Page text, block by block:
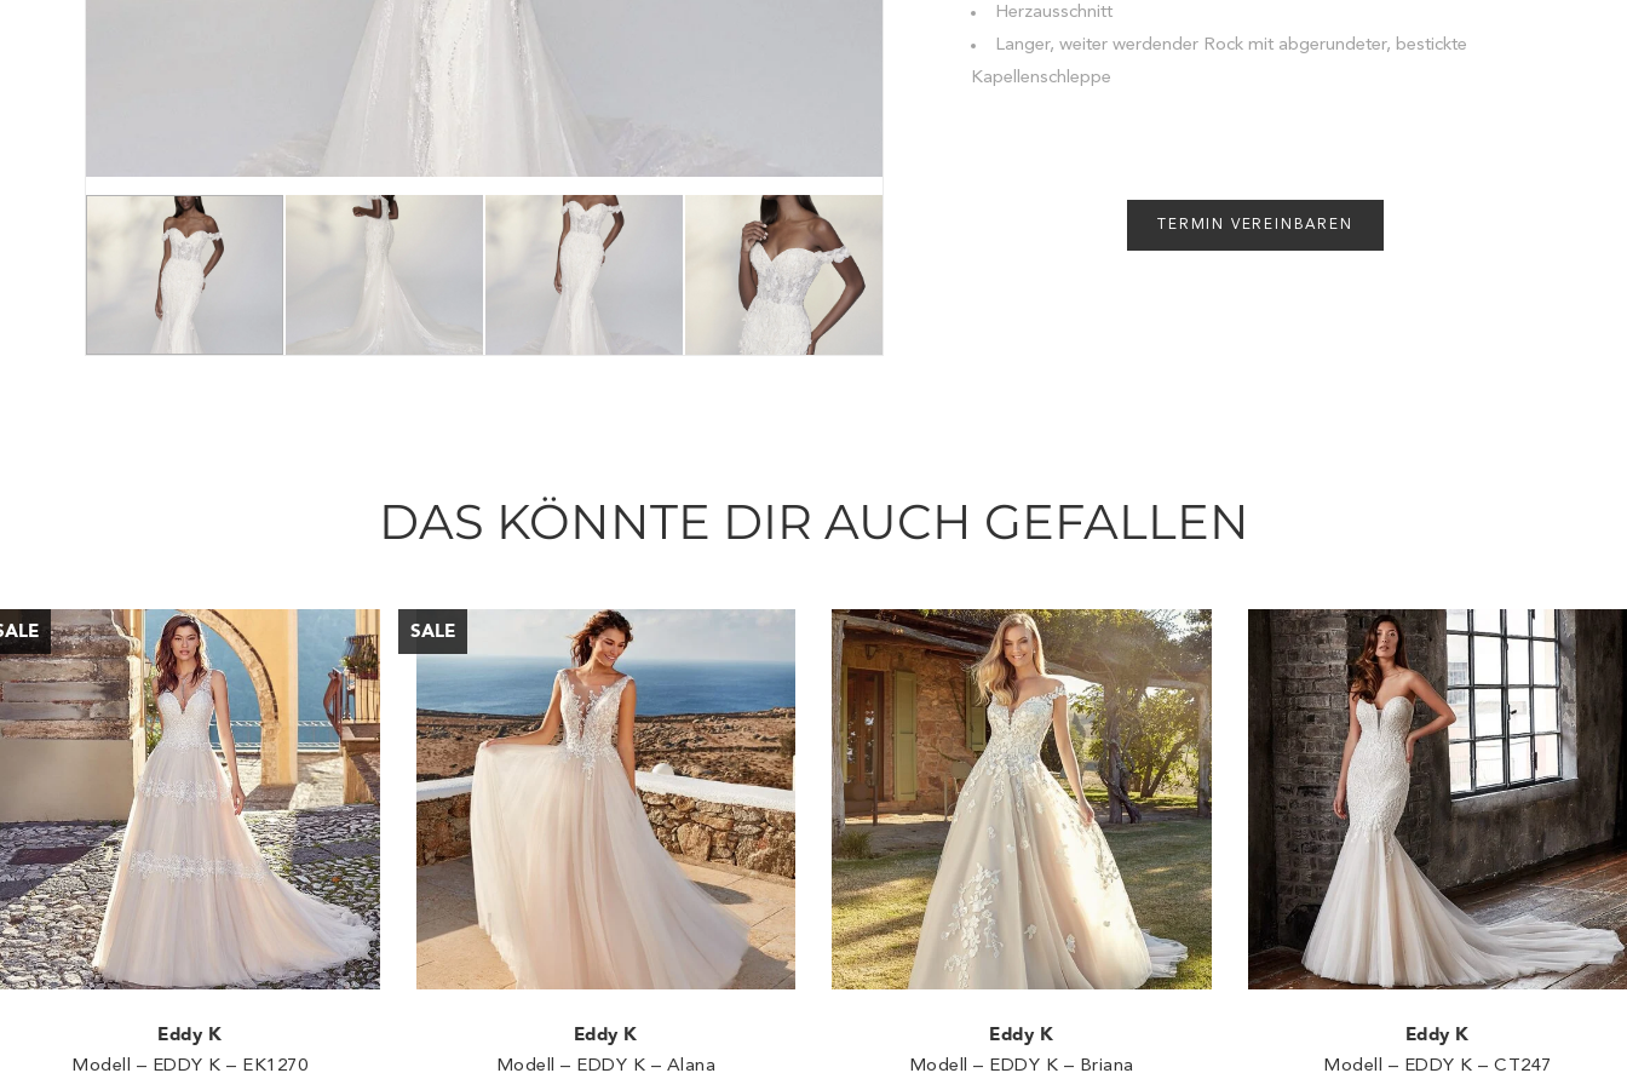
Herzausschnitt
Langer, weiter werdender Rock mit abgerundeter, bestickte
Kapellenschleppe
TERMIN VEREINBAREN
DAS KÖNNTE DIR AUCH GEFALLEN
Eddy K
Modell – EDDY K – EK1270
Eddy K
Modell – EDDY K – Alana
Eddy K
Modell – EDDY K – Briana
Eddy K
Modell – EDDY K – CT247